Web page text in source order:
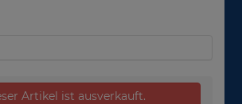
Artikel ist ausverkauft.